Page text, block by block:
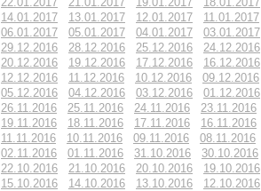
14.01.2017
13.01.2017 12.01.2017 11.01.2017
06.01.2017
05.01.2017 04.01.2017 03.01.2017
29.12.2016
28.12.2016 25.12.2016 24.12.2016
20.12.2016
19.12.2016 17.12.2016 16.12.2016
12.12.2016
11.12.2016 10.12.2016 09.12.2016
05.12.2016
04.12.2016 03.12.2016 01.12.2016
26.11.2016
25.11.2016 24.11.2016 23.11.2016
19.11.2016
18.11.2016 17.11.2016 16.11.2016
11.11.2016
10.11.2016 09.11.2016 08.11.2016
02.11.2016
01.11.2016 31.10.2016 30.10.2016
22.10.2016
21.10.2016 20.10.2016 19.10.2016
15.10.2016
14.10.2016 13.10.2016 12.10.2016